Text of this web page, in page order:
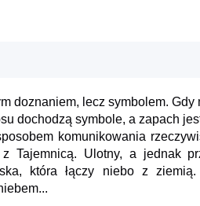
doznaniem, lecz symbolem.
dochodzą symbole, a zapach
komunikowania
Tajemnicą. Ulotny, a jednak
która łączy niebo z